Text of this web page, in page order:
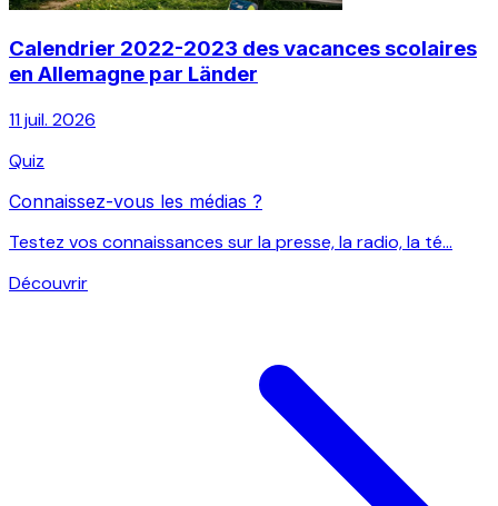
Calendrier 2022-2023 des vacances scolaires
en Allemagne par Länder
11 juil. 2026
Quiz
Connaissez-vous les médias ?
Testez vos connaissances sur la presse, la radio, la té...
Découvrir